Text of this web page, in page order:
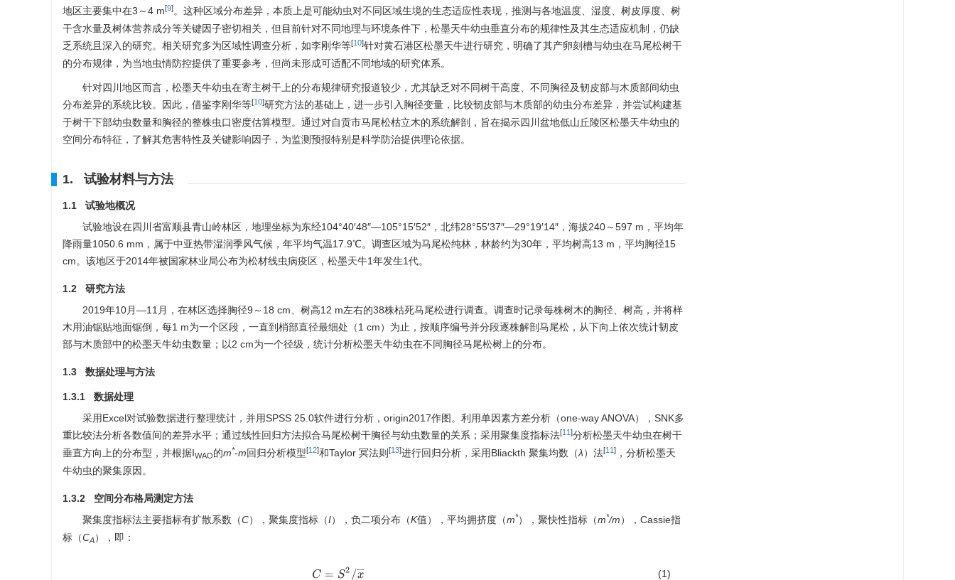
地区主要集中在3～4 m[9]。这种区域分布差异，本质上是可能幼虫对不同区域生境的生态适应性表现，推测与各地温度、湿度、树皮厚度、树
干含水量及树体营养成分等关键因子密切相关，但目前针对不同地理与环境条件下，松墨天牛幼虫垂直分布的规律性及其生态适应机制，仍缺
乏系统且深入的研究。相关研究多为区域性调查分析，如李刚华等[10]针对黄石港区松墨天牛进行研究，明确了其产卵刻槽与幼虫在马尾松树干
的分布规律，为当地虫情防控提供了重要参考，但尚未形成可适配不同地域的研究体系。
针对四川地区而言，松墨天牛幼虫在寄主树干上的分布规律研究报道较少，尤其缺乏对不同树干高度、不同胸径及韧皮部与木质部间幼虫
分布差异的系统比较。因此，借鉴李刚华等[10]研究方法的基础上，进一步引入胸径变量，比较韧皮部与木质部的幼虫分布差异，并尝试构建基
于树干下部幼虫数量和胸径的整株虫口密度估算模型。通过对自贡市马尾松枯立木的系统解剖，旨在揭示四川盆地低山丘陵区松墨天牛幼虫的
空间分布特征，了解其危害特性及关键影响因子，为监测预报特别是科学防治提供理论依据。
1. 试验材料与方法
1.1 试验地概况
试验地设在四川省富顺县青山岭林区，地理坐标为东经104°40′48″—105°15′52″，北纬28°55′37″—29°19′14″，海拔240～597 m，平均年
降雨量1050.6 mm，属于中亚热带湿润季风气候，年平均气温17.9℃。调查区域为马尾松纯林，林龄约为30年，平均树高13 m，平均胸径15
cm。该地区于2014年被国家林业局公布为松材线虫病疫区，松墨天牛1年发生1代。
1.2 研究方法
2019年10月—11月，在林区选择胸径9～18 cm、树高12 m左右的38株枯死马尾松进行调查。调查时记录每株树木的胸径、树高，并将样
木用油锯贴地面锯倒，每1 m为一个区段，一直到梢部直径最细处（1 cm）为止，按顺序编号并分段逐株解剖马尾松，从下向上依次统计韧皮
部与木质部中的松墨天牛幼虫数量；以2 cm为一个径级，统计分析松墨天牛幼虫在不同胸径马尾松树上的分布。
1.3 数据处理与方法
1.3.1 数据处理
采用Excel对试验数据进行整理统计，并用SPSS 25.0软件进行分析，origin2017作图。利用单因素方差分析（one-way ANOVA），SNK多
重比较法分析各数值间的差异水平；通过线性回归方法拟合马尾松树干胸径与幼虫数量的关系；采用聚集度指标法[11]分析松墨天牛幼虫在树干
垂直方向上的分布型，并根据IWAO的m*-m回归分析模型[12]和Taylor 冥法则 [13]进行回归分析，采用Bliackth 聚集均数（λ）法[11] ，分析松墨天
牛幼虫的聚集原因。
1.3.2 空间分布格局测定方法
聚集度指标法主要指标有扩散系数（C），聚集度指标（I），负二项分布（K值），平均拥挤度（m*），聚快性指标（m*/m），Cassie指
标（CA），即：
C=S 2/x ¯ (1)